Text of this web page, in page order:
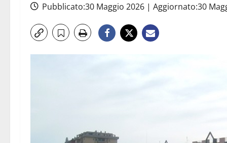
Pubblicato:30 Maggio 2026 | Aggiornato:30